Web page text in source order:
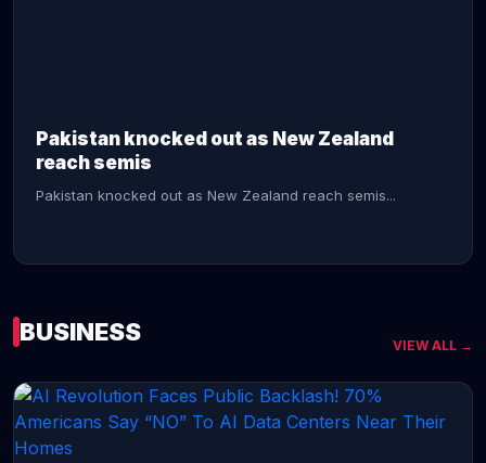
Pakistan knocked out as New Zealand
reach semis
Pakistan knocked out as New Zealand reach semis...
CONTINUE READING →
BUSINESS VIEW ALL →